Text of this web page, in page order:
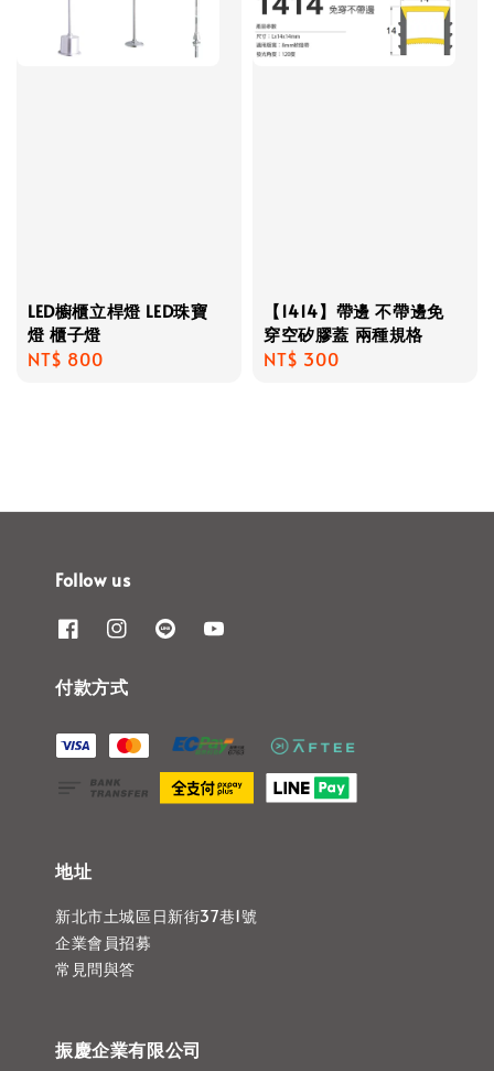
LED櫥櫃立桿燈 LED珠寶
燈 櫃子燈
Regular
NT$ 800
【1414】帶邊 不帶邊免
穿空矽膠蓋 兩種規格
Regular
NT$ 300
Follow us
付款方式
地址
新北市土城區日新街37巷1號
企業會員招募
常見問與答
振慶企業有限公司